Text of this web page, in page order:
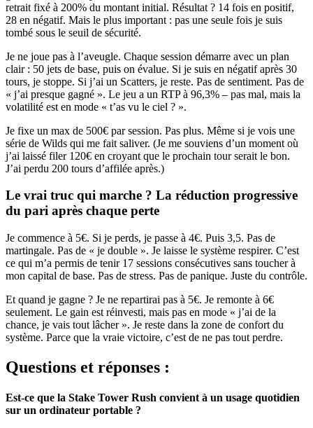
retrait fixé à 200% du montant initial. Résultat ? 14 fois en positif,
28 en négatif. Mais le plus important : pas une seule fois je suis
tombé sous le seuil de sécurité.
Je ne joue pas à l’aveugle. Chaque session démarre avec un plan
clair : 50 jets de base, puis on évalue. Si je suis en négatif après 30
tours, je stoppe. Si j’ai un Scatters, je reste. Pas de sentiment. Pas de
« j’ai presque gagné ». Le jeu a un RTP à 96,3% – pas mal, mais la
volatilité est en mode « t’as vu le ciel ? ».
Je fixe un max de 500€ par session. Pas plus. Même si je vois une
série de Wilds qui me fait saliver. (Je me souviens d’un moment où
j’ai laissé filer 120€ en croyant que le prochain tour serait le bon.
J’ai perdu 200 tours d’affilée après.)
Le vrai truc qui marche ? La réduction progressive
du pari après chaque perte
Je commence à 5€. Si je perds, je passe à 4€. Puis 3,5. Pas de
martingale. Pas de « je double ». Je laisse le système respirer. C’est
ce qui m’a permis de tenir 17 sessions consécutives sans toucher à
mon capital de base. Pas de stress. Pas de panique. Juste du contrôle.
Et quand je gagne ? Je ne repartirai pas à 5€. Je remonte à 6€
seulement. Le gain est réinvesti, mais pas en mode « j’ai de la
chance, je vais tout lâcher ». Je reste dans la zone de confort du
système. Parce que la vraie victoire, c’est de ne pas tout perdre.
Questions et réponses :
Est-ce que la Stake Tower Rush convient à un usage quotidien
sur un ordinateur portable ?